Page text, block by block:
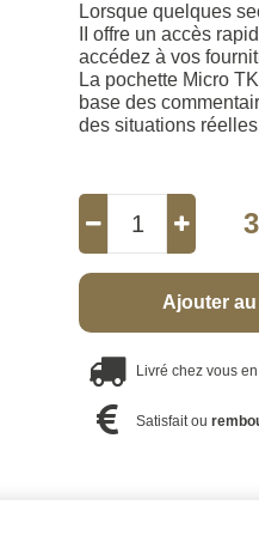
Lorsque quelques
II offre un accès
accédez à vos
La pochette Micro
base des
des situations
Ajouter
Livré chez vous
Satisfait ou